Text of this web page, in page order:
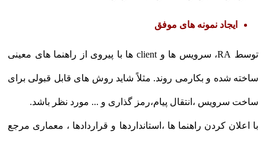
ایجاد نمونه های موفق
توسط RA، سرویس ها و client ها با پیروی از راهنما های معینی
ساخته شده و بکارمی روند. مثلاً شاید روش های قابل قبولی برای
ساخت سرویس ،انتقال پیام،رمز گذاری و ... مورد نظر باشد.
با اعلان کردن راهنما ها ،استانداردها و قراردادها ، معماری مرجع